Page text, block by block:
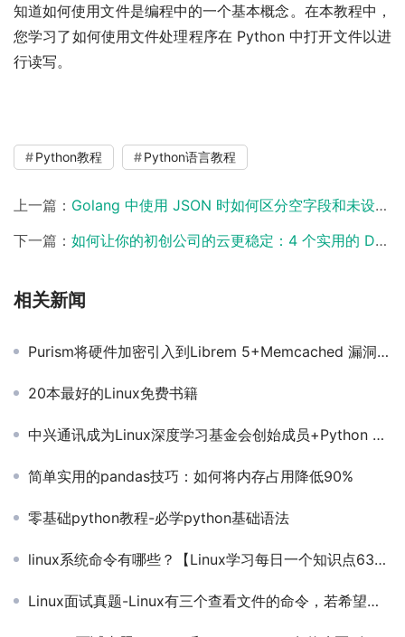
知道如何使用文件是编程中的一个基本概念。在本教程中，
您学习了如何使用文件处理程序在 Python 中打开文件以进
行读写。
Python教程 Python语言教程
上一篇： Golang 中使用 JSON 时如何区分空字段和未设置字段？
下一篇： 如何让你的初创公司的云更稳定：4 个实用的 DevOps 技巧
相关新闻
Purism将硬件加密引入到Librem 5+Memcached 漏洞可窃取服务器数据【马哥教育早报-215期】
20本最好的Linux免费书籍
中兴通讯成为Linux深度学习基金会创始成员+Python 3.7 的第三个 beta 预览版发布【马哥教育早报-231期】
简单实用的pandas技巧：如何将内存占用降低90%
零基础python教程-必学python基础语法
linux系统命令有哪些？【Linux学习每日一个知识点63期】
Linux面试真题-Linux有三个查看文件的命令，若希望在查看文件内容过程中可以用光标上下移动来查看文件内容，应使用什么命令？